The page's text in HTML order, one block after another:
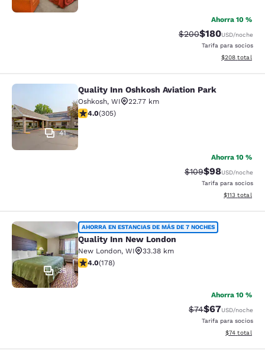
Ahorra 10 %
Precio tachado:
$200Precio con
$180USD/noche
Tarifa para socios
Ver detalles
$208 total
Quality Inn Oshkosh Aviation Park
41
Quality Inn Oshkosh Aviation Park
Oshkosh, WI
22.77 km
calificación de 4.01 estrellas. Muy bueno. 305 reseñas
4.0(305)
Ahorra 10 %
Precio tachado:
$109Precio con
$98USD/noche
Tarifa para socios
Ver detalles
$113 total
Quality Inn New London
35
AHORRA EN ESTANCIAS DE MÁS DE 7 NOCHES
Quality Inn New London
New London, WI
33.38 km
calificación de 4.03 estrellas. Muy bueno. 178 reseñas
4.0(178)
Ahorra 10 %
Precio tachado:
$74Precio con
$67USD/noche
Tarifa para socios
Ver detalles
$74 total